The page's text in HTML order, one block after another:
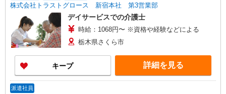
株式会社トラストグロース 新宿本社 第3営業部
デイサービスでの介護士
時給：1068円〜 ※資格や経験などによる
栃木県さくら市
キープ 詳細を見る
派遣社員